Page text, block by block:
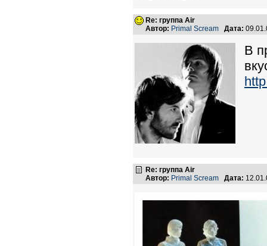
Re: группа Air
Автор: Primal Scream Дата:
В
Re: группа Air
Автор: Primal Scream Дата: